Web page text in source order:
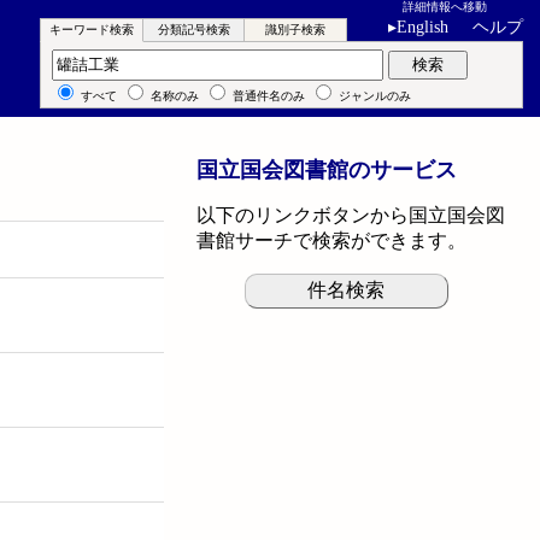
詳細情報へ移動
▸English ヘルプ
キーワード検索 分類記号検索 識別子検索
キーワード検索 検索
すべて 名称のみ 普通件名のみ ジャンルのみ
国立国会図書館のサービス
以下のリンクボタンから国立国会図
書館サーチで検索ができます。
件名検索